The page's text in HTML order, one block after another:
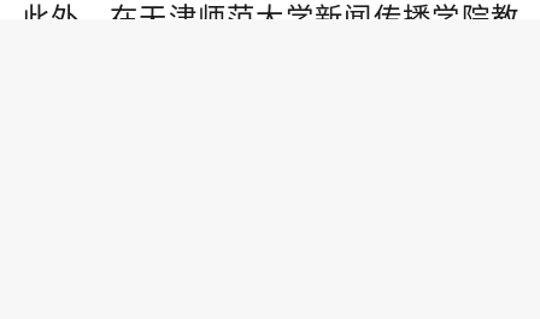
此外，在天津师范大学新闻传播学院教